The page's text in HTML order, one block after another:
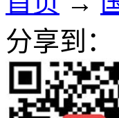
分享到：